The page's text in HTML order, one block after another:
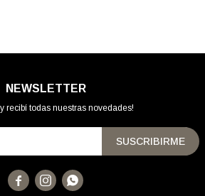
NEWSLETTER
recibí todas nuestras novedades!
SUSCRIBIRME
  